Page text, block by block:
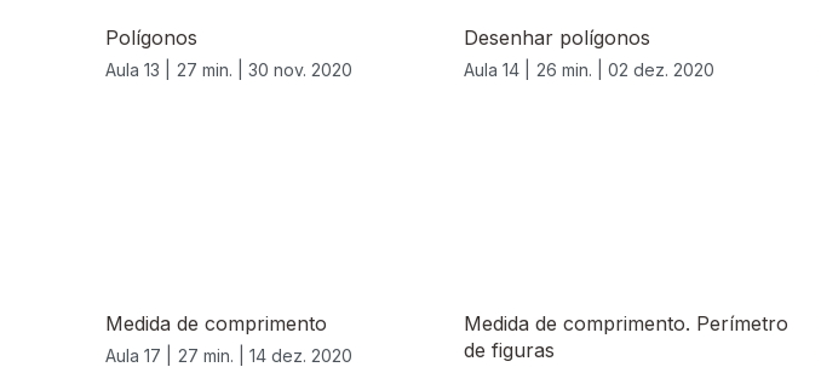
Polígonos
Aula 13 | 27 min. | 30 nov. 2020
Desenhar polígonos
Aula 14 | 26 min. | 02 dez. 2020
Medida de comprimento
Aula 17 | 27 min. | 14 dez. 2020
Medida de comprimento. Perímetro
de figuras